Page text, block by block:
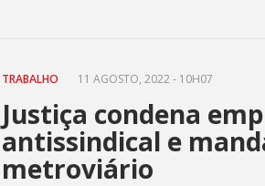
TRABALHO 11 AGOSTO, 2022 - 10H07
Justiça condena
antissindical e
metroviário